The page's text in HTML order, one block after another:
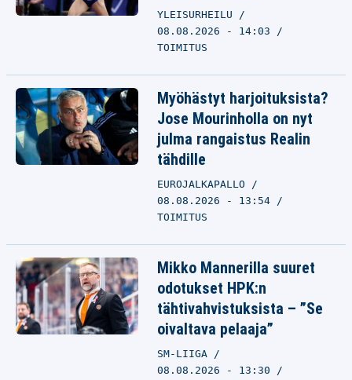
YLEISURHEILU
08.08.2026 - 14:03
TOIMITUS
Myöhästyt harjoituksista?
Jose Mourinholla on nyt
julma rangaistus Realin
tähdille
EUROJALKAPALLO
08.08.2026 - 13:54
TOIMITUS
Mikko Mannerilla suuret
odotukset HPK:n
tähtivahvistuksista – ”Se
oivaltava pelaaja”
SM-LIIGA
08.08.2026 - 13:30